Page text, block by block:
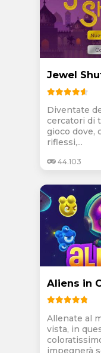
Jewel
Diventate
cercatori di
gioco dove,
riflessi,...
44.103
Aliens in
Allenate al
vista, in
impegnerà